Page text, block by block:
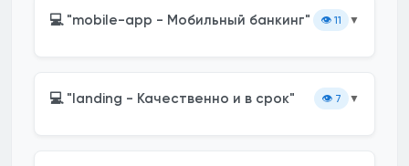
💻 "mobile-app - Мобильный банкинг" 👁️ 11 ▼
💻 "landing - Качественно и в срок" 👁️ 7 ▼